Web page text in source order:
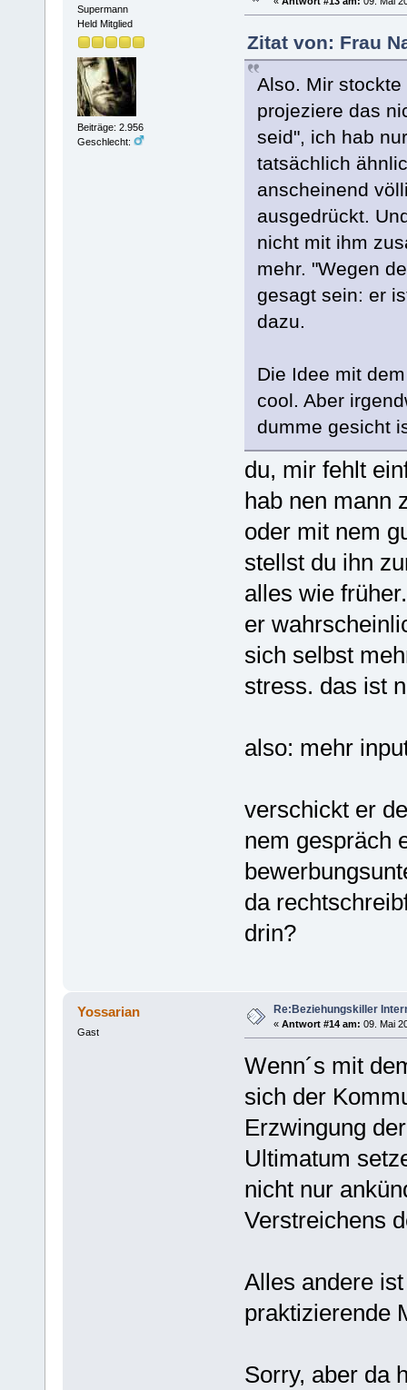
Supermann
Held Mitglied
Beiträge: 2.956
Geschlecht:
Zitat von: Frau
Also. Mir
projeziere das
seid", ich hab
tatsächlich
anscheinend
ausgedrückt.
nicht mit ihm
mehr. "Wegen
gesagt sein: er
dazu.
Die Idee mit
cool. Aber
dumme gesicht
du, mir fehlt
hab nen mann
oder mit nem
stellst du ihn
alles wie
er
sich selbst
stress. das ist
also: mehr
verschickt er
nem gespräch
da
drin?
Yossarian
Gast
Re:Beziehungskiller
« Antwort #14 am: 09. Mai
Wenn´s mit
sich der
Erzwingung
Ultimatum
nicht nur
Verstreichens
Alles andere
praktizierende
Sorry, aber da